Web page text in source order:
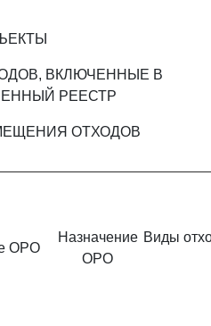
ВКЛЮЧЕННЫЕ В
РЕЕСТР
ОТХОДОВ
ОРО
Назначение
ОРО
Виды